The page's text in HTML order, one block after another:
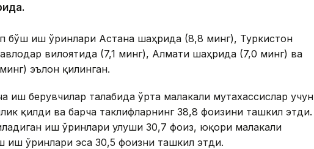
бўш иш ўринлари Астана шаҳрида (8,8 минг), Туркистон
вилоятида (7,1 минг), Алмати шаҳрида (7,0 минг) ва
эълон қилинган.
иш берувчилар талабида ўрта малакали мутахассислар учун
қилди ва барча таклифларнинг 38,8 фоизини ташкил этди.
иш ўринлари улуши 30,7 фоиз, юқори малакали
иш ўринлари эса 30,5 фоизни ташкил этди.